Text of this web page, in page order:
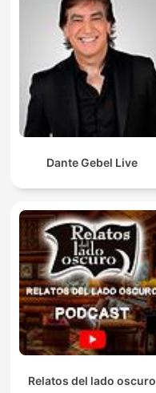
Dante Gebel Live
Relatos del lado oscuro